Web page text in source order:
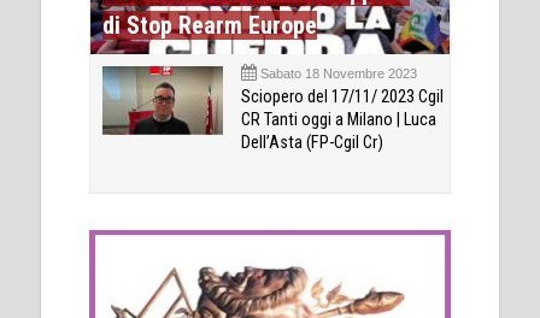
di Stop Rearm Europe
Sabato 18 Novembre 2023
Sciopero del 17/11/ 2023 Cgil
CR Tanti oggi a Milano | Luca
Dell’Asta (FP-Cgil Cr)